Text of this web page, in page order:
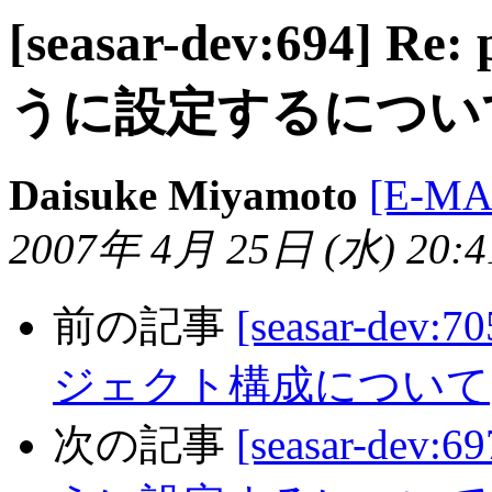
[seasar-dev:694]
うに設定するにつ
Daisuke Miyamoto [E-
2007年 4月 25日 (水)
前の記事 [seasar-
ジェクト構成について
次の記事 [seasar-